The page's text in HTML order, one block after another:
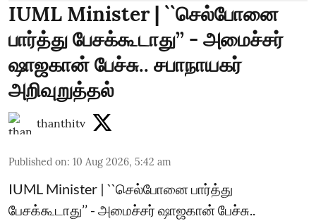
IUML Minister | ``செல்போனை
பார்த்து பேசக்கூடாது’’ - அமைச்சர்
ஷாஜகான் பேச்சு.. சபாநாயகர்
அறிவுறுத்தல்
thanthitv
Published on: 10 Aug 2026, 5:42 am
IUML Minister | ``செல்போனை பார்த்து
பேசக்கூடாது’’ - அமைச்சர் ஷாஜகான் பேச்சு..